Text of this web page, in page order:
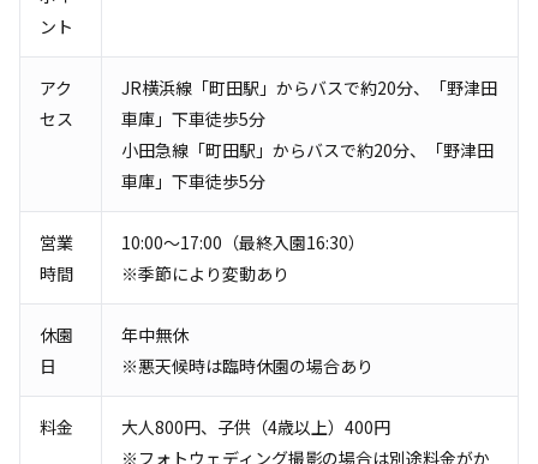
ント
アク
セス
JR横浜線「町田駅」からバスで約20分、「野津田
車庫」下車徒歩5分
小田急線「町田駅」からバスで約20分、「野津田
車庫」下車徒歩5分
営業
時間
10:00～17:00（最終入園16:30）
※季節により変動あり
休園
日
年中無休
※悪天候時は臨時休園の場合あり
料金
大人800円、子供（4歳以上）400円
※フォトウェディング撮影の場合は別途料金がか